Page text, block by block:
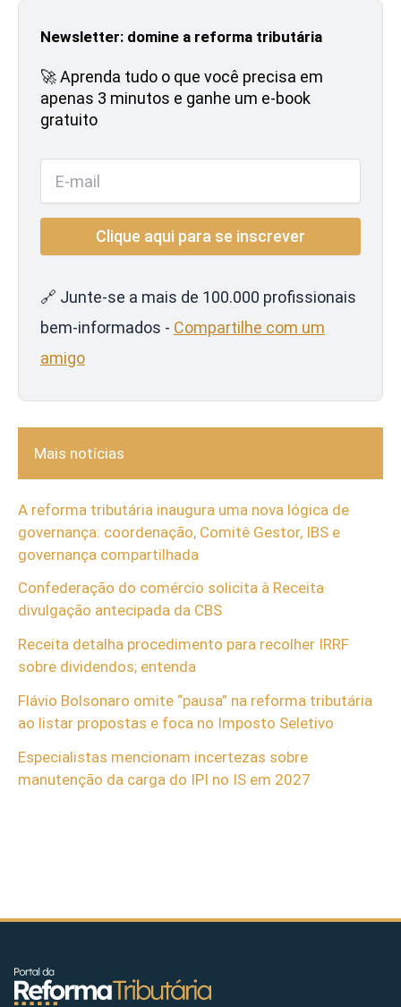
Newsletter: domine a reforma tributária
🚀 Aprenda tudo o que você precisa em
apenas 3 minutos e ganhe um e-book
gratuito
🔗 Junte-se a mais de 100.000 profissionais
bem-informados - Compartilhe com um
amigo
Mais notícias
A reforma tributária inaugura uma nova lógica de
governança: coordenação, Comitê Gestor, IBS e
governança compartilhada
Confederação do comércio solicita à Receita
divulgação antecipada da CBS
Receita detalha procedimento para recolher IRRF
sobre dividendos; entenda
Flávio Bolsonaro omite “pausa” na reforma tributária
ao listar propostas e foca no Imposto Seletivo
Especialistas mencionam incertezas sobre
manutenção da carga do IPI no IS em 2027